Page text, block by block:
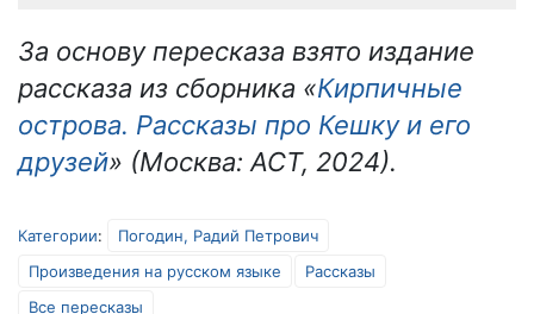
За основу пересказа взято издание
рассказа из сборника «Кирпичные
острова. Рассказы про Кешку и его
друзей» (Москва: АСТ, 2024).
Категории:
Погодин, Радий Петрович
Произведения на русском языке
Рассказы
Все пересказы